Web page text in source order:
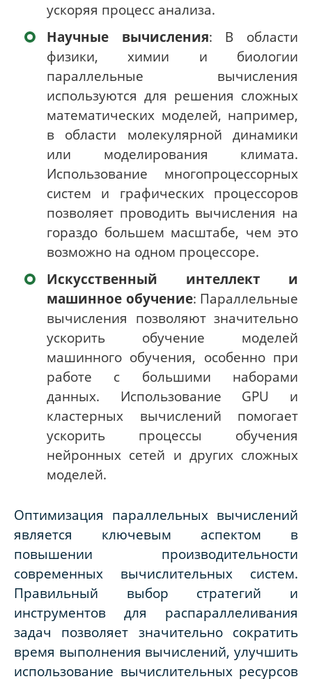
ускоряя процесс анализа.
Научные вычисления: В области
физики, химии и биологии
параллельные вычисления
используются для решения сложных
математических моделей, например,
в области молекулярной динамики
или моделирования климата.
Использование многопроцессорных
систем и графических процессоров
позволяет проводить вычисления на
гораздо большем масштабе, чем это
возможно на одном процессоре.
Искусственный интеллект и
машинное обучение: Параллельные
вычисления позволяют значительно
ускорить обучение моделей
машинного обучения, особенно при
работе с большими наборами
данных. Использование GPU и
кластерных вычислений помогает
ускорить процессы обучения
нейронных сетей и других сложных
моделей.
Оптимизация параллельных вычислений
является ключевым аспектом в
повышении производительности
современных вычислительных систем.
Правильный выбор стратегий и
инструментов для распараллеливания
задач позволяет значительно сократить
время выполнения вычислений, улучшить
использование вычислительных ресурсов